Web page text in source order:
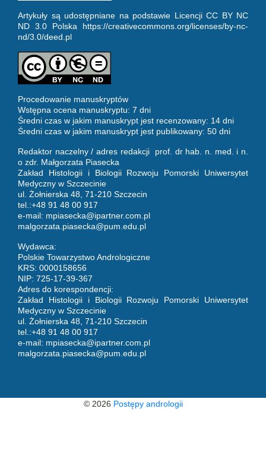
Artykuły są udostępniane na podstawie Licencji CC BY NC
ND 3.0 Polska https://creativecommons.org/licenses/by-nc-
nd/3.0/deed.pl
Procedowanie manuskryptów
Wstępna ocena manuskryptu: 7 dni
Średni czas w jakim manuskrypt jest recenzowany: 14 dni
Średni czas w jakim manuskrypt jest publikowany: 50 dni
Redaktor naczelny / adres redakcji prof. dr hab. n. med. i n.
o zdr. Małgorzata Piasecka
Zakład Histologii i Biologii Rozwoju Pomorski Uniwersytet
Medyczny w Szczecinie
ul. Żołnierska 48, 71-210 Szczecin
tel.:+48 91 48 00 917
e-mail: mpiasecka@ipartner.com.pl
malgorzata.piasecka@pum.edu.pl
Wydawca:
Polskie Towarzystwo Andrologiczne
KRS: 0000158656
NIP: 725-17-39-367
Adres do korespondencji:
Zakład Histologii i Biologii Rozwoju Pomorski Uniwersytet
Medyczny w Szczecinie
ul. Żołnierska 48, 71-210 Szczecin
tel.:+48 91 48 00 917
e-mail: mpiasecka@ipartner.com.pl
malgorzata.piasecka@pum.edu.pl
© 2026 Postępy andrologii